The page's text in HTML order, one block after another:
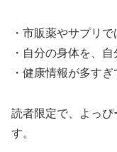
・市販薬やサプリ
・自分の身体を、
・健康情報が多す
読者限定で、よっぴ
す。